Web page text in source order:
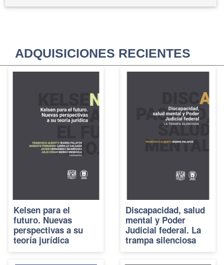
ADQUISICIONES RECIENTES
Kelsen para el
futuro. Nuevas
perspectivas a su
teoría jurídica
Discapacidad, salud
mental y Poder
Judicial federal. La
trampa silenciosa